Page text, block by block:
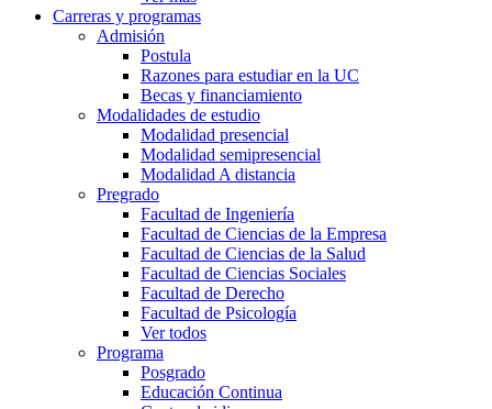
Carreras y programas
Admisión
Postula
Razones para estudiar en la UC
Becas y financiamiento
Modalidades de estudio
Modalidad presencial
Modalidad semipresencial
Modalidad A distancia
Pregrado
Facultad de Ingeniería
Facultad de Ciencias de la Empresa
Facultad de Ciencias de la Salud
Facultad de Ciencias Sociales
Facultad de Derecho
Facultad de Psicología
Ver todos
Programa
Posgrado
Educación Continua